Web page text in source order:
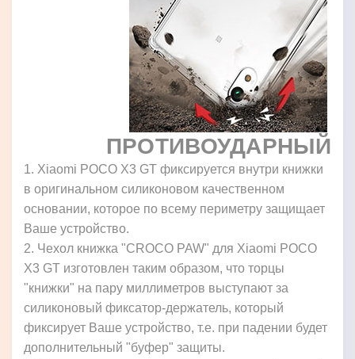
ПРОТИВОУДАРНЫЙ
1. Xiaomi POCO X3 GT фиксируется внутри книжки
в оригинальном силиконовом качественном
основании, которое по всему периметру защищает
Ваше устройство.
2. Чехол книжка "CROCO PAW" для Xiaomi POCO
X3 GT изготовлен таким образом, что торцы
"книжки" на пару миллиметров выступают за
силиконовый фиксатор-держатель, который
фиксирует Ваше устройство, т.е. при падении будет
дополнительный "буфер" защиты.